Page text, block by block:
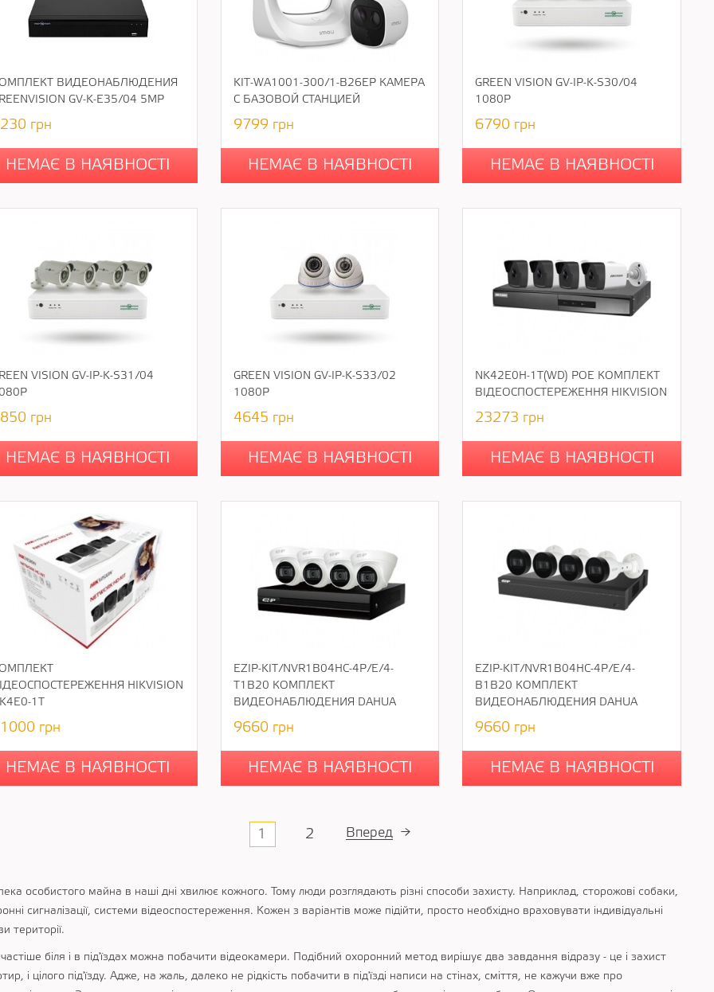
особистого майна в наші дні хвилює кожного. Тому люди розглядають різні способи захисту. Наприклад, сторожові собаки,
сигналізації, системи відеоспостереження. Кожен з варіантів може підійти, просто необхідно враховувати індивідуальні
території.
біля і в під'їздах можна побачити відеокамери. Подібний охоронний метод вирішує два завдання відразу - це і захист
і цілого під'їзду. Адже, на жаль, далеко не рідкість побачити в під'їзді написи на стінах, сміття, не кажучи вже про
ВИДЕОНАБЛЮДЕНИЯ
GV-K-E35/04 5MP
грн
НЕМАЄ В НАЯВНОСТІ
KIT-WA1001-300/1-B26EP КАМЕРА
С БАЗОВОЙ СТАНЦИЕЙ
9799 грн
НЕМАЄ В НАЯВНОСТІ
GREEN VISION GV-IP-K-S30/04
1080P
6790 грн
НЕМАЄ В НАЯВНОСТІ
VISION GV-IP-K-S31/04
грн
НЕМАЄ В НАЯВНОСТІ
GREEN VISION GV-IP-K-S33/02
1080P
4645 грн
НЕМАЄ В НАЯВНОСТІ
NK42E0H-1T(WD) POE КОМПЛЕКТ
ВІДЕОСПОСТЕРЕЖЕННЯ HIKVISION
23273 грн
НЕМАЄ В НАЯВНОСТІ
HIKVISION
1T
грн
НЕМАЄ В НАЯВНОСТІ
EZIP-KIT/NVR1B04HC-4P/E/4-
T1B20 КОМПЛЕКТ
ВИДЕОНАБЛЮДЕНИЯ DAHUA
9660 грн
НЕМАЄ В НАЯВНОСТІ
EZIP-KIT/NVR1B04HC-4P/E/4-
B1B20 КОМПЛЕКТ
ВИДЕОНАБЛЮДЕНИЯ DAHUA
9660 грн
НЕМАЄ В НАЯВНОСТІ
1 2 Вперед →